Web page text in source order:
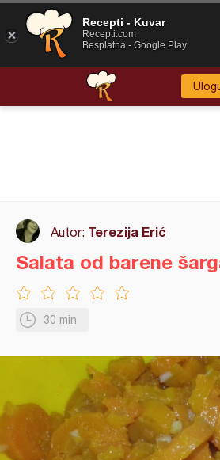
Autor: Terezija Erić
30 min
Salata od barene
Recepti - Kuvar
Recepti.com
Besplatna - Google Play